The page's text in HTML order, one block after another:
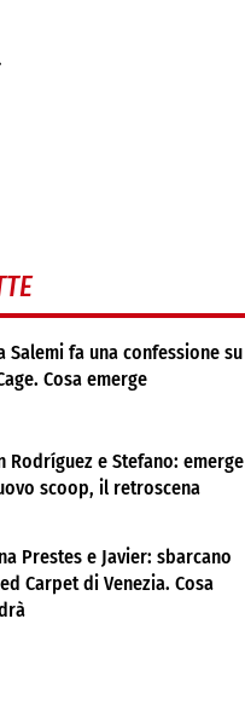
Salemi fa una confessione su
Cosa emerge
Rodríguez e Stefano: emerge
scoop, il retroscena
Prestes e Javier: sbarcano
Carpet di Venezia. Cosa